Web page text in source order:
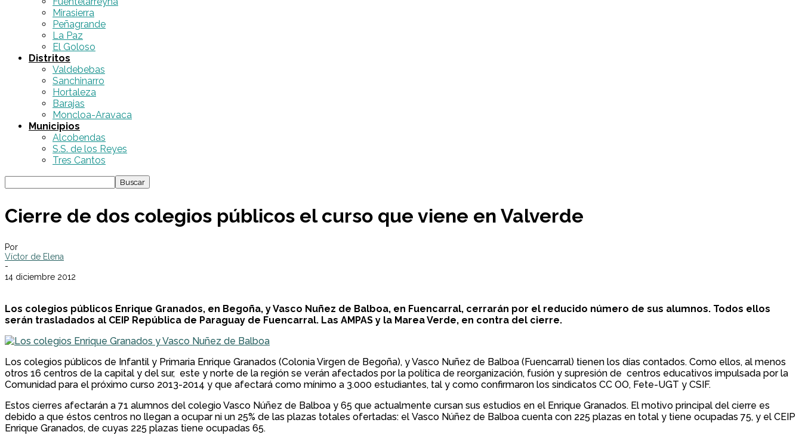
Mirasierra
Peñagrande
La Paz
El Goloso
Distritos
Valdebebas
Sanchinarro
Hortaleza
Barajas
Moncloa-Aravaca
Municipios
Alcobendas
S.S. de los Reyes
Tres Cantos
Cierre de dos colegios públicos el curso que viene en Valverde
Por
Víctor de Elena
-
14 diciembre 2012
Los colegios públicos Enrique Granados, en Begoña, y Vasco Nuñez de Balboa, en Fuencarral, cerrarán por el reducido número de sus alumnos. Todos ellos
serán trasladados al CEIP República de Paraguay de Fuencarral. Las AMPAS y la Marea Verde, en contra del cierre.
Los colegios públicos de Infantil y Primaria Enrique Granados (Colonia Virgen de Begoña), y Vasco Nuñez de Balboa (Fuencarral) tienen los días contados. Como ellos, al menos
otros 16 centros de la capital y del sur, este y norte de la región se verán afectados por la política de reorganización, fusión y supresión de centros educativos impulsada por la
Comunidad para el próximo curso 2013-2014 y que afectará como mínimo a 3.000 estudiantes, tal y como confirmaron los sindicatos CC OO, Fete-UGT y CSIF.
Estos cierres afectarán a 71 alumnos del colegio Vasco Núñez de Balboa y 65 que actualmente cursan sus estudios en el Enrique Granados. El motivo principal del cierre es
debido a que éstos centros no llegan a ocupar ni un 25% de las plazas totales ofertadas: el Vasco Núñez de Balboa cuenta con 225 plazas en total y tiene ocupadas 75, y el CEIP
Enrique Granados, de cuyas 225 plazas tiene ocupadas 65.